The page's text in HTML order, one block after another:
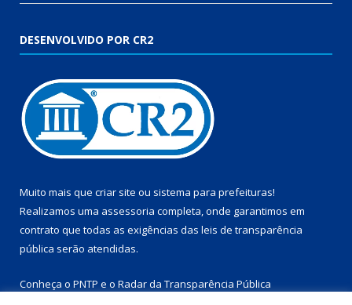
DESENVOLVIDO POR CR2
Muito mais que criar site ou sistema para prefeituras!
Realizamos uma assessoria completa, onde garantimos em
contrato que todas as exigências das leis de transparência
pública serão atendidas.
Conheça o PNTP e o Radar da Transparência Pública